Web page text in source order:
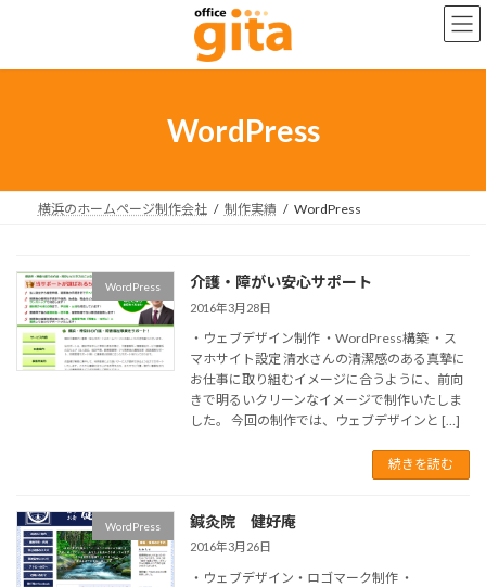
ン
ー
WordPress
横浜のホームページ制作会社 制作実績 WordPress
WordPress 介護・障がい安心サポート
2016年3月28日
・ウェブデザイン制作 ・WordPress構築 ・ス
マホサイト設定 清水さんの清潔感のある真摯に
お仕事に取り組むイメージに合うように、前向
きで明るいクリーンなイメージで制作いたしま
した。 今回の制作では、ウェブデザインと […]
続きを読む
WordPress 鍼灸院 健好庵
2016年3月26日
・ウェブデザイン・ロゴマーク制作 ・